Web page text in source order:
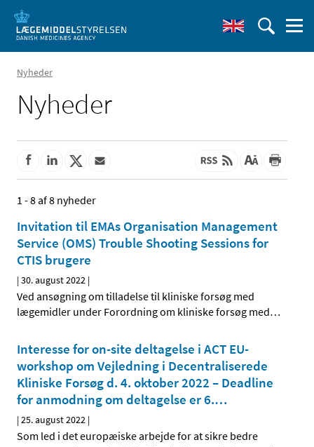
Nyheder
Nyheder
1 - 8 af 8 nyheder
Invitation til EMAs Organisation Management
Service (OMS) Trouble Shooting Sessions for
CTIS brugere
|30. august 2022 |
Ved ansøgning om tilladelse til kliniske forsøg med
lægemidler under Forordning om kliniske forsøg med…
Interesse for on-site deltagelse i ACT EU-
workshop om Vejledning i Decentraliserede
Kliniske Forsøg d. 4. oktober 2022 – Deadline
for anmodning om deltagelse er 6.…
|25. august 2022 |
Som led i det europæiske arbejde for at sikre bedre